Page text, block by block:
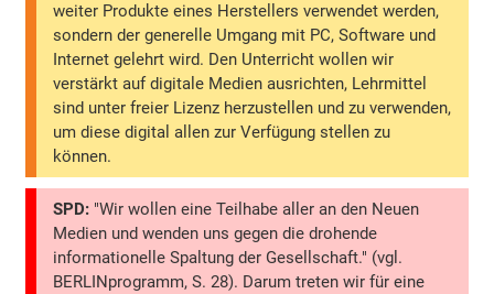
weiter Produkte eines Herstellers verwendet werden,
sondern der generelle Umgang mit PC, Software und
Internet gelehrt wird. Den Unterricht wollen wir
verstärkt auf digitale Medien ausrichten, Lehrmittel
sind unter freier Lizenz herzustellen und zu verwenden,
um diese digital allen zur Verfügung stellen zu
können.
SPD: "Wir wollen eine Teilhabe aller an den Neuen
Medien und wenden uns gegen die drohende
informationelle Spaltung der Gesellschaft." (vgl.
BERLINprogramm, S. 28). Darum treten wir für eine